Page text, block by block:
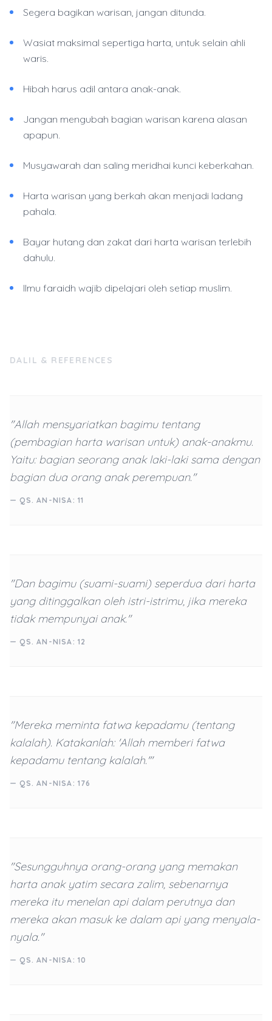
Segera bagikan warisan, jangan ditunda.
Wasiat maksimal sepertiga harta, untuk selain ahli
waris.
Hibah harus adil antara anak-anak.
Jangan mengubah bagian warisan karena alasan
apapun.
Musyawarah dan saling meridhai kunci keberkahan.
Harta warisan yang berkah akan menjadi ladang
pahala.
Bayar hutang dan zakat dari harta warisan terlebih
dahulu.
Ilmu faraidh wajib dipelajari oleh setiap muslim.
DALIL & REFERENCES
"Allah mensyariatkan bagimu tentang
(pembagian harta warisan untuk) anak-anakmu.
Yaitu: bagian seorang anak laki-laki sama dengan
bagian dua orang anak perempuan."
— QS. AN-NISA: 11
"Dan bagimu (suami-suami) seperdua dari harta
yang ditinggalkan oleh istri-istrimu, jika mereka
tidak mempunyai anak."
— QS. AN-NISA: 12
"Mereka meminta fatwa kepadamu (tentang
kalalah). Katakanlah: 'Allah memberi fatwa
kepadamu tentang kalalah.'"
— QS. AN-NISA: 176
"Sesungguhnya orang-orang yang memakan
harta anak yatim secara zalim, sebenarnya
mereka itu menelan api dalam perutnya dan
mereka akan masuk ke dalam api yang menyala-
nyala."
— QS. AN-NISA: 10